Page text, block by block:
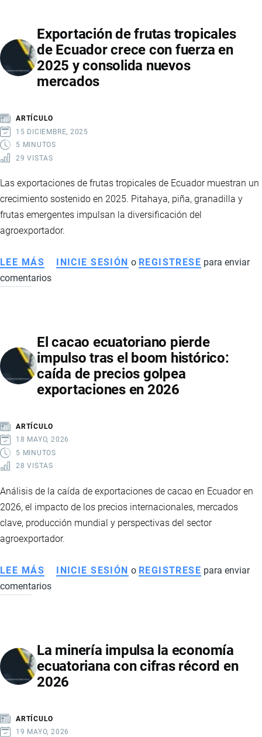
ECUADOR
CRECEN
CON
FUERZA
Y
SOSTIENEN
LA
Exportación de frutas tropicales
de Ecuador crece con fuerza en
2025 y consolida nuevos
mercados
ARTÍCULO
15 DICIEMBRE, 2025
5 MINUTOS
29 VISTAS
Las exportaciones de frutas tropicales de Ecuador muestran un
crecimiento sostenido en 2025. Pitahaya, piña, granadilla y
frutas emergentes impulsan la diversificación del
agroexportador.
LEE MÁS SOBRE
EXPORTACIÓN
DE
ECUADOR
CRECE
CON
2025
Y
CONSOLIDA
INICIE SESIÓN o REGISTRESE para enviar
comentarios
El cacao ecuatoriano pierde
impulso tras el boom histórico:
caída de precios golpea
exportaciones en 2026
ARTÍCULO
18 MAYO, 2026
5 MINUTOS
28 VISTAS
Análisis de la caída de exportaciones de cacao en Ecuador en
2026, el impacto de los precios internacionales, mercados
clave, producción mundial y perspectivas del sector
agroexportador.
LEE MÁS SOBRE
EL
IMPULSO
TRAS
EL
CAÍDA
INICIE SESIÓN o REGISTRESE para enviar
comentarios
La minería impulsa la economía
ecuatoriana con cifras récord en
2026
ARTÍCULO
19 MAYO, 2026